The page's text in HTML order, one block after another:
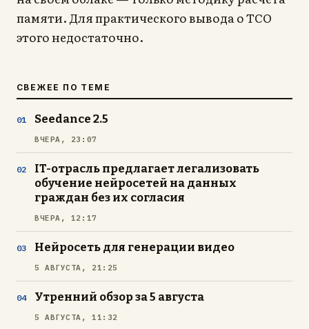
памяти. Для практического вывода о TCO
этого недостаточно.
СВЕЖЕЕ ПО ТЕМЕ
Seedance 2.5
ВЧЕРА, 23:07
IT-отрасль предлагает легализовать
обучение нейросетей на данных
граждан без их согласия
ВЧЕРА, 12:17
Нейросеть для генерации видео
5 АВГУСТА, 21:25
Утренний обзор за 5 августа
5 АВГУСТА, 11:32